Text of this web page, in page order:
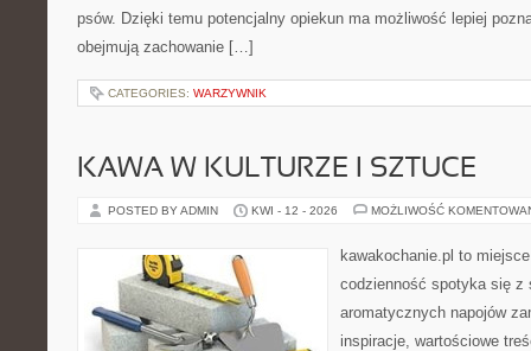
psów. Dzięki temu potencjalny opiekun ma możliwość lepiej
obejmują zachowanie […]
CATEGORIES: WARZYWNIK
KAWA W KULTURZE I SZTUCE
POSTED BY ADMIN KWI - 12 - 2026 MOŻLIWOŚĆ
kawakochanie.pl to
codzienność spotyka się z
aromatycznych napojów
inspiracje, wartościowe